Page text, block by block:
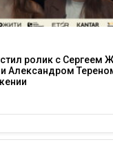
ролик с Сергеем
Александром